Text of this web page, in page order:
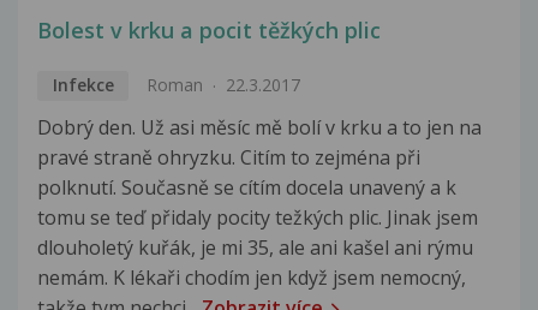
Bolest v krku a pocit těžkých plic
Infekce Roman 22.3.2017
Dobrý den. Už asi měsíc mě bolí v krku a to jen na
pravé straně ohryzku. Citím to zejména při
polknutí. Současně se cítím docela unavený a k
tomu se teď přidaly pocity težkých plic. Jinak jsem
dlouholetý kuřák, je mi 35, ale ani kašel ani rýmu
nemám. K lékaři chodím jen když jsem nemocný,